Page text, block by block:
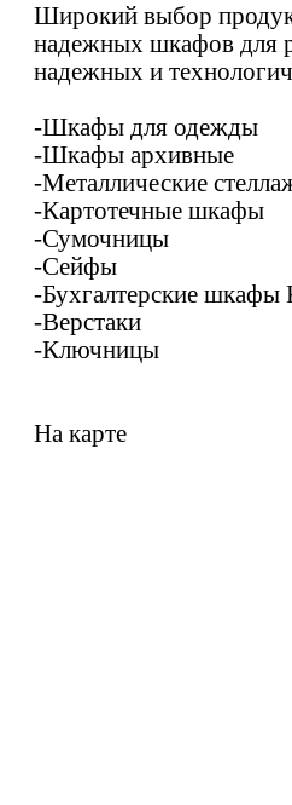
Широкий выбор
надежных шкафов для
надежных и
-Шкафы для одежды
-Шкафы архивные
-Металлические
-Картотечные шкафы
-Сумочницы
-Сейфы
-Бухгалтерские шкафы
-Верстаки
-Ключницы
На карте